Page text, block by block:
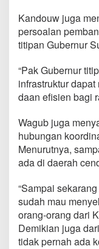
Kandouw juga
persoalan
titipan Gubernur
“Pak Gubernur
infrastruktur
daan efisien bagi
Wagub juga
hubungan
Menurutnya,
ada di daerah
“Sampai
sudah mau
orang-orang dari
Demikian juga
tidak pernah ada